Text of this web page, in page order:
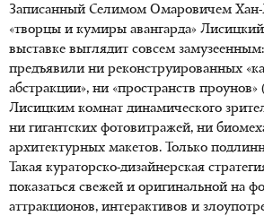
Записанный Селимом Омаровичем
«творцы и кумиры авангарда»
выставке выглядит совсем
предъявили ни реконструированных
абстракции», ни «пространств
Лисицким комнат динамического
ни гигантских фотовитражей, ни
архитектурных макетов. Только
Такая кураторско-дизайнерская
показаться свежей и оригинальной на
аттракционов, интерактивов и